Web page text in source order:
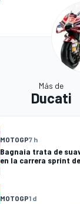
Más de
Ducati
MOTOGP7 h
Bagnaia trata de
en la carrera sprint
MOTOGP1 d